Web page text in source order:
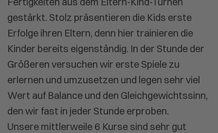
gestärkt. Stolz präsentieren die Kids erste
Erfolge ihren Eltern, denn hier trainieren die
Kinder bereits eigenständig. In der Stunde der
Größeren versuchen wir erste Spiele zu
erlernen und umzusetzen und legen sehr viel
Wert auf Balance und den Gleichgewichtssinn,
den wir fast in jeder Stunde erproben.
Unsere mittlerweile 6 Kurse sind sehr gut